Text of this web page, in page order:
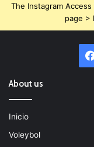
The Instagram
page >
About us
Inicio
Voleybol